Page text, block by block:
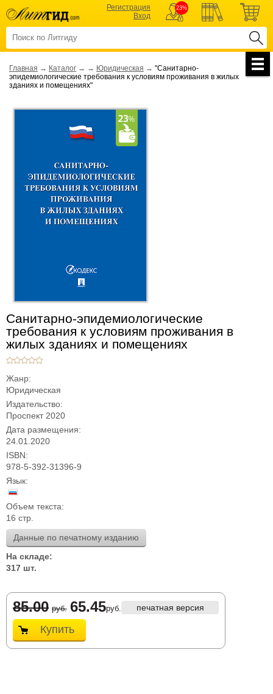
Регистрация
Вход
23%
Главная → Каталог → → Юридическая → "Санитарно-
эпидемиологические требования к условиям проживания в жилых
зданиях и помещениях"
Санитарно-эпидемиологические
требования к условиям проживания в
жилых зданиях и помещениях
Жанр:
Юридическая
Издательство:
Проспект 2020
Дата размещения:
24.01.2020
ISBN:
978-5-392-31396-9
Язык:
Объем текста:
16 стр.
Данные по печатному изданию
На складе:
317 шт.
85.00 руб. 65.45руб. печатная версия
Купить